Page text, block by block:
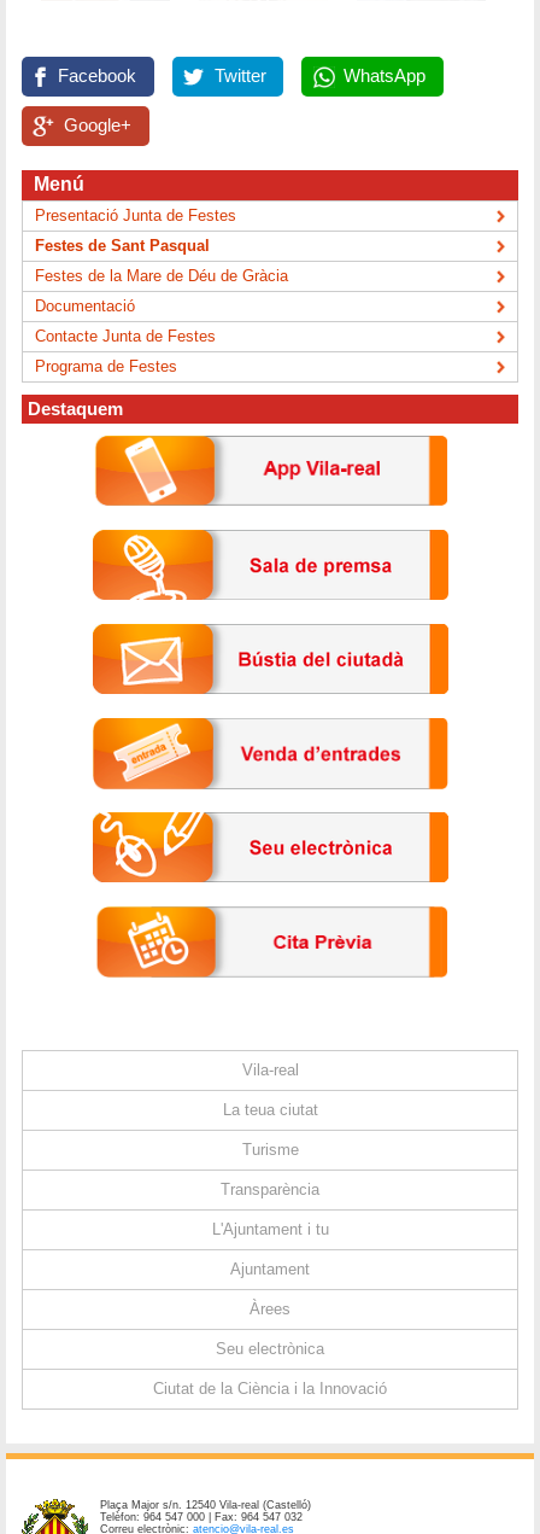
Facebook Twitter WhatsApp
Google+
Menú
Presentació Junta de Festes
Festes de Sant Pasqual
Festes de la Mare de Déu de Gràcia
Documentació
Contacte Junta de Festes
Programa de Festes
Destaquem
Vila-real
La teua ciutat
Turisme
Transparència
L'Ajuntament i tu
Ajuntament
Àrees
Seu electrònica
Ciutat de la Ciència i la Innovació
Plaça Major s/n. 12540 Vila-real (Castelló)
Telèfon: 964 547 000 | Fax: 964 547 032
Correu electrònic:atencio@vila-real.es